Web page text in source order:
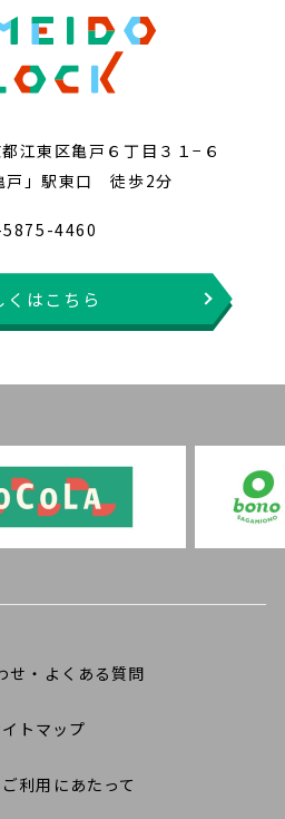
東区亀戸６丁目３１−６
戸」駅東口 徒歩2分
4460
くはこちら
せ・よくある質問
トマップ
利用にあたって